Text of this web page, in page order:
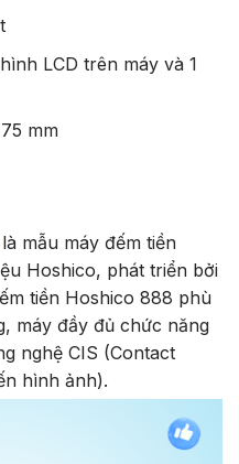
LCD trên máy và 1
mm
là mẫu máy đếm tiền
Hoshico, phát triển bởi
tiền Hoshico 888 phù
máy đầy đủ chức năng
nghệ CIS (Contact
hình ảnh).